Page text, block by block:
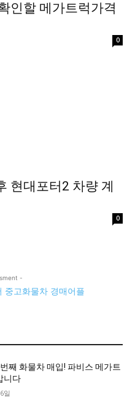
인할 메가트럭가격
0
현대포터2 차량 계
0
-
째 화물차 매입! 파비스 메가트
니다
일